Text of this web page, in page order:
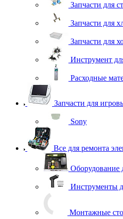
Запчасти для
Запчасти для
Запчасти для
Инструмент
Расходные
Запчасти для
Sony
Все для ремонта
Оборудование
Инструменты